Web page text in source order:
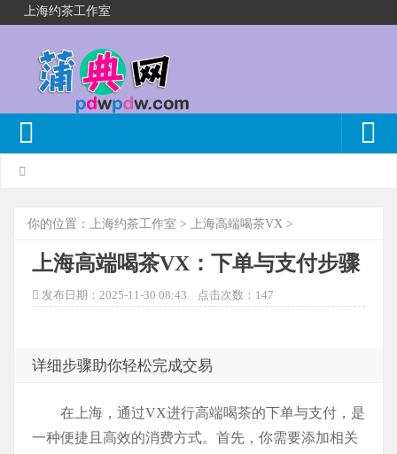
上海约茶工作室
你的位置： 上海约茶工作室 > 上海高端喝茶VX >
上海高端喝茶VX：下单与支付步骤
发布日期：2025-11-30 08:43 点击次数：147
详细步骤助你轻松完成交易
在上海，通过VX进行高端喝茶的下单与支付，是
一种便捷且高效的消费方式。首先，你需要添加相关